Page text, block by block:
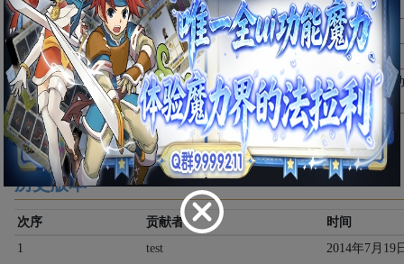
石化
0
昏睡
0
1级来源
怀旧服：死亡树精设计图A~D+Lv.1死亡树精
备注
怀旧服：参考《周期性贩卖设计图NPC》活
2025.11.26更新
历史版本
次序 贡献者
时间
1
test 2014年7月19